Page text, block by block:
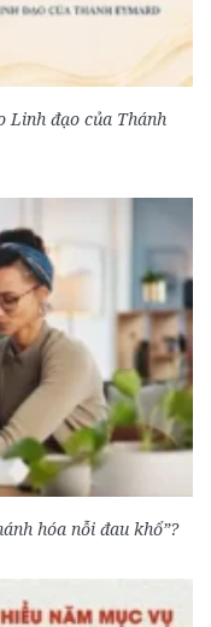
Linh đạo của Thánh
hóa nỗi đau khổ”?